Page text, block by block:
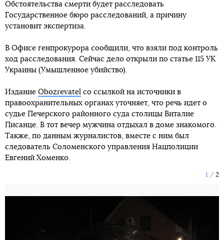
Обстоятельства смерти будет расследовать
Государственное бюро расследований, а причину
установит экспертиза.
В Офисе генпрокурора сообщили, что взяли под контроль
ход расследования. Сейчас дело открыли по статье 115 УК
Украины (Умышленное убийство).
Издание Obozrevatel со ссылкой на источники в
правоохранительных органах уточняет, что речь идет о
судье Печерского районного суда столицы Виталие
Писанце. В тот вечер мужчина отдыхал в доме знакомого.
Также, по данным журналистов, вместе с ним был
следователь Соломенского управления Нацполиции
Евгений Хоменко.
1 2